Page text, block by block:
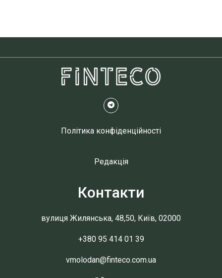
Політика конфіденційності
Редакція
Контакти
вулиця Жилянська, 48,50, Київ, 02000
+380 95 414 01 39
vmolodan@finteco.com.ua